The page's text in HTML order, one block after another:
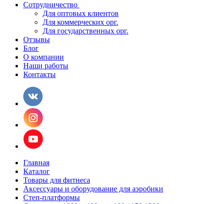
Сотрудничество
Для оптовых клиентов
Для коммерческих орг.
Для государственных орг.
Отзывы
Блог
О компании
Наши работы
Контакты
Главная
Каталог
Товары для фитнеса
Аксессуары и оборудование для аэробики
Степ-платформы